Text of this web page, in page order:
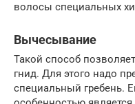
волосы специальных
Вычесывание
Такой способ
гнид. Для этого надо
специальный гребень.